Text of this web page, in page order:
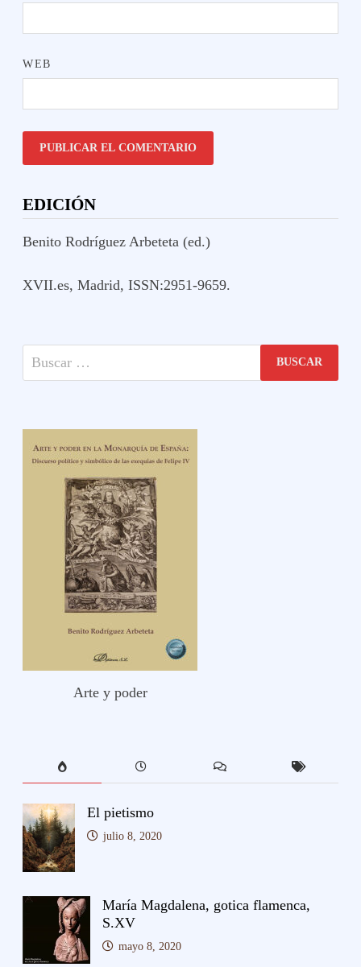
WEB
EDICIÓN
Benito Rodríguez Arbeteta (ed.)
XVII.es, Madrid, ISSN:2951-9659.
Buscar:
Arte y poder
El pietismo
julio 8, 2020
María Magdalena, gotica flamenca,
S.XV
mayo 8, 2020